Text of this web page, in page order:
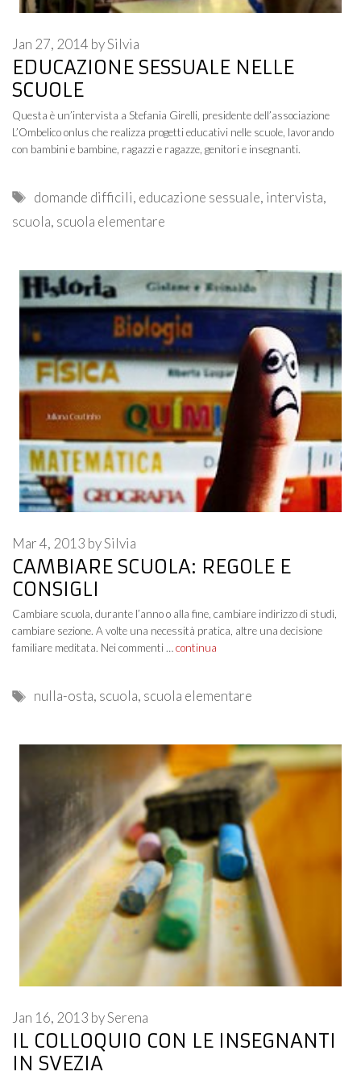
EDUCAZIONE SESSUALE NELLE
SCUOLE
Jan 27, 2014 bySilvia
Questa è un’intervista a Stefania Girelli, presidente dell’associazione
L’Ombelico onlus che realizza progetti educativi nelle scuole, lavorando
con bambini e bambine, ragazzi e ragazze, genitori e insegnanti.
Tags
domande difficili, educazione sessuale, intervista,
scuola, scuola elementare
CAMBIARE SCUOLA: REGOLE E
CONSIGLI
Mar 4, 2013 bySilvia
Cambiare scuola, durante l’anno o alla fine, cambiare indirizzo di studi,
cambiare sezione. A volte una necessità pratica, altre una decisione
familiare meditata. Nei commenti …continua
Tags
nulla-osta, scuola, scuola elementare
IL COLLOQUIO CON LE INSEGNANTI
IN SVEZIA
Jan 16, 2013 bySerena